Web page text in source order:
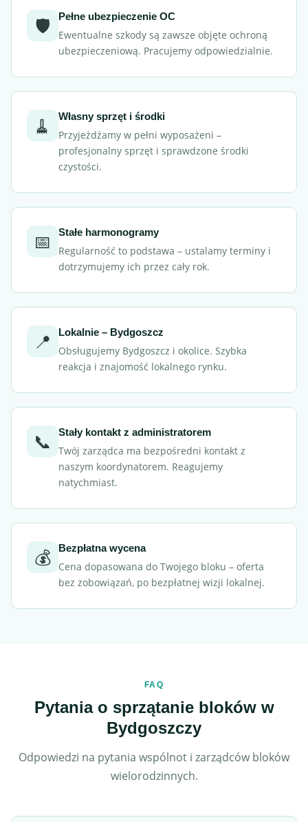
🛡️ Pełne ubezpieczenie OC
Ewentualne szkody są zawsze objęte ochroną
ubezpieczeniową. Pracujemy odpowiedzialnie.
🧹 Własny sprzęt i środki
Przyjeżdżamy w pełni wyposażeni –
profesjonalny sprzęt i sprawdzone środki
czystości.
📅 Stałe harmonogramy
Regularność to podstawa – ustalamy terminy i
dotrzymujemy ich przez cały rok.
📍 Lokalnie – Bydgoszcz
Obsługujemy Bydgoszcz i okolice. Szybka
reakcja i znajomość lokalnego rynku.
📞 Stały kontakt z administratorem
Twój zarządca ma bezpośredni kontakt z
naszym koordynatorem. Reagujemy
natychmiast.
💰 Bezpłatna wycena
Cena dopasowana do Twojego bloku – oferta
bez zobowiązań, po bezpłatnej wizji lokalnej.
FAQ
Pytania o sprzątanie bloków w
Bydgoszczy
Odpowiedzi na pytania wspólnot i zarządców bloków
wielorodzinnych.